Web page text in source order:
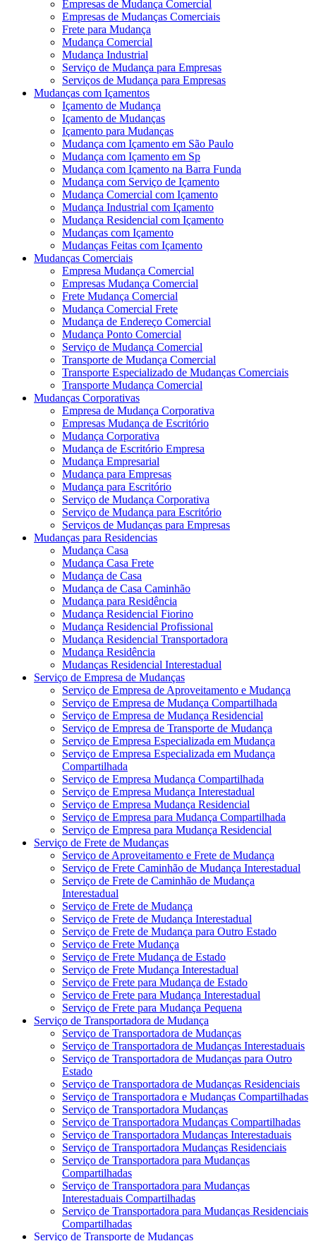
Empresas de Mudança Comercial
Empresas de Mudanças Comerciais
Frete para Mudança
Mudança Comercial
Mudança Industrial
Serviço de Mudança para Empresas
Serviços de Mudança para Empresas
Mudanças com Içamentos
Içamento de Mudança
Içamento de Mudanças
Içamento para Mudanças
Mudança com Içamento em São Paulo
Mudança com Içamento em Sp
Mudança com Içamento na Barra Funda
Mudança com Serviço de Içamento
Mudança Comercial com Içamento
Mudança Industrial com Içamento
Mudança Residencial com Içamento
Mudanças com Içamento
Mudanças Feitas com Içamento
Mudanças Comerciais
Empresa Mudança Comercial
Empresas Mudança Comercial
Frete Mudança Comercial
Mudança Comercial Frete
Mudança de Endereço Comercial
Mudança Ponto Comercial
Serviço de Mudança Comercial
Transporte de Mudança Comercial
Transporte Especializado de Mudanças Comerciais
Transporte Mudança Comercial
Mudanças Corporativas
Empresa de Mudança Corporativa
Empresas Mudança de Escritório
Mudança Corporativa
Mudança de Escritório Empresa
Mudança Empresarial
Mudança para Empresas
Mudança para Escritório
Serviço de Mudança Corporativa
Serviço de Mudança para Escritório
Serviços de Mudanças para Empresas
Mudanças para Residencias
Mudança Casa
Mudança Casa Frete
Mudança de Casa
Mudança de Casa Caminhão
Mudança para Residência
Mudança Residencial Fiorino
Mudança Residencial Profissional
Mudança Residencial Transportadora
Mudança Residência
Mudanças Residencial Interestadual
Serviço de Empresa de Mudanças
Serviço de Empresa de Aproveitamento e Mudança
Serviço de Empresa de Mudança Compartilhada
Serviço de Empresa de Mudança Residencial
Serviço de Empresa de Transporte de Mudança
Serviço de Empresa Especializada em Mudança
Serviço de Empresa Especializada em Mudança
Compartilhada
Serviço de Empresa Mudança Compartilhada
Serviço de Empresa Mudança Interestadual
Serviço de Empresa Mudança Residencial
Serviço de Empresa para Mudança Compartilhada
Serviço de Empresa para Mudança Residencial
Serviço de Frete de Mudanças
Serviço de Aproveitamento e Frete de Mudança
Serviço de Frete Caminhão de Mudança Interestadual
Serviço de Frete de Caminhão de Mudança
Interestadual
Serviço de Frete de Mudança
Serviço de Frete de Mudança Interestadual
Serviço de Frete de Mudança para Outro Estado
Serviço de Frete Mudança
Serviço de Frete Mudança de Estado
Serviço de Frete Mudança Interestadual
Serviço de Frete para Mudança de Estado
Serviço de Frete para Mudança Interestadual
Serviço de Frete para Mudança Pequena
Serviço de Transportadora de Mudança
Serviço de Transportadora de Mudanças
Serviço de Transportadora de Mudanças Interestaduais
Serviço de Transportadora de Mudanças para Outro
Estado
Serviço de Transportadora de Mudanças Residenciais
Serviço de Transportadora e Mudanças Compartilhadas
Serviço de Transportadora Mudanças
Serviço de Transportadora Mudanças Compartilhadas
Serviço de Transportadora Mudanças Interestaduais
Serviço de Transportadora Mudanças Residenciais
Serviço de Transportadora para Mudanças
Compartilhadas
Serviço de Transportadora para Mudanças
Interestaduais Compartilhadas
Serviço de Transportadora para Mudanças Residenciais
Compartilhadas
Serviço de Transporte de Mudanças